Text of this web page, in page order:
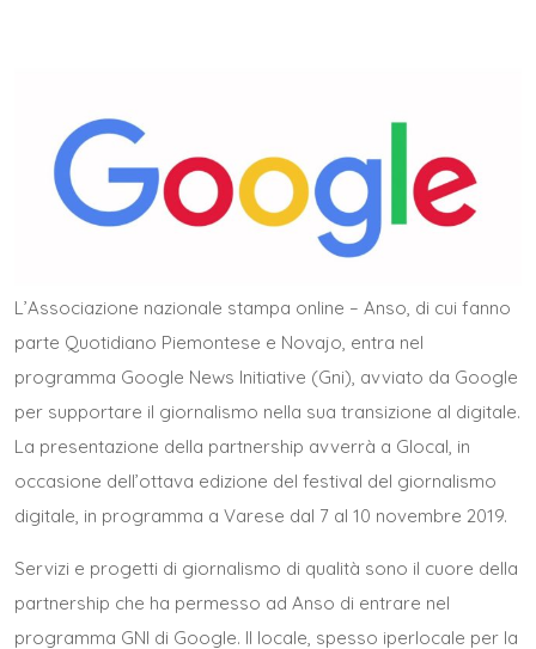
L’Associazione nazionale stampa online – Anso , di cui fanno
parte Quotidiano Piemontese e Novajo, entra nel
programma Google News Initiative (Gni), avviato da Google
per supportare il giornalismo nella sua transizione al digitale.
La presentazione della partnership avverrà a Glocal , in
occasione dell’ottava edizione del festival del giornalismo
digitale, in programma a Varese dal 7 al 10 novembre 2019.
Servizi e progetti di giornalismo di qualità sono il cuore della
partnership che ha permesso ad Anso di entrare nel
programma GNI di Google. Il locale, spesso iperlocale per la